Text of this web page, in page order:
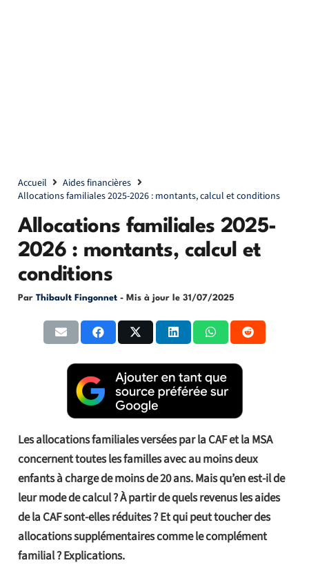
Accueil
Aides financières
Allocations familiales 2025-2026 : montants, calcul et conditions
Allocations familiales 2025-
2026 : montants, calcul et
conditions
Par Thibault Fingonnet - Mis à jour le 31/07/2025
Les allocations familiales versées par la CAF et la MSA
concernent toutes les familles avec au moins deux
enfants à charge de moins de 20 ans. Mais qu’en est-il de
leur mode de calcul ? À partir de quels revenus les aides
de la CAF sont-elles réduites ? Et qui peut toucher des
allocations supplémentaires comme le complément
familial ? Explications.